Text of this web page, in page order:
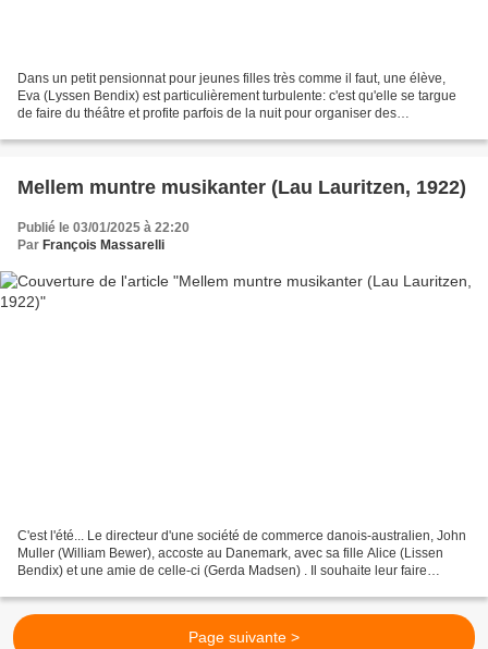
Dans un petit pensionnat pour jeunes filles très comme il faut, une élève,
Eva (Lyssen Bendix) est particulièrement turbulente: c'est qu'elle se targue
de faire du théâtre et profite parfois de la nuit pour organiser des
Mellem muntre musikanter (Lau Lauritzen, 1922)
Publié le 03/01/2025 à 22:20
Par François Massarelli
C'est l'été... Le directeur d'une société de commerce danois-australien, John
Muller (William Bewer), accoste au Danemark, avec sa fille Alice (Lissen
Bendix) et une amie de celle-ci (Gerda Madsen) . Il souhaite leur faire
Page suivante >